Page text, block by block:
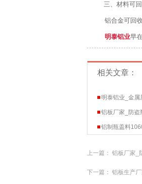
三、材料可回
铝合金可回
明泰铝业早
相关文章：
明泰铝业_金属
铝板厂家_防盗
铝制瓶盖料
上一篇： 铝板厂家_
下一篇： 铝板生产